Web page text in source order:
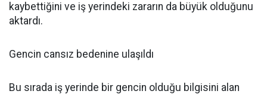
kaybettiğini ve iş yerindeki zararın da büyük olduğunu
aktardı.
Gencin cansız bedenine ulaşıldı
Bu sırada iş yerinde bir gencin olduğu bilgisini alan